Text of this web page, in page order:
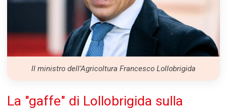
ll ministro dell’Agricoltura Francesco Lollobrigida
La "gaffe" di Lollobrigida sulla